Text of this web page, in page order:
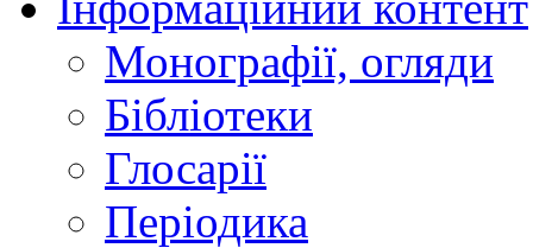
Монографії, огляди
Бібліотеки
Глосарії
Періодика